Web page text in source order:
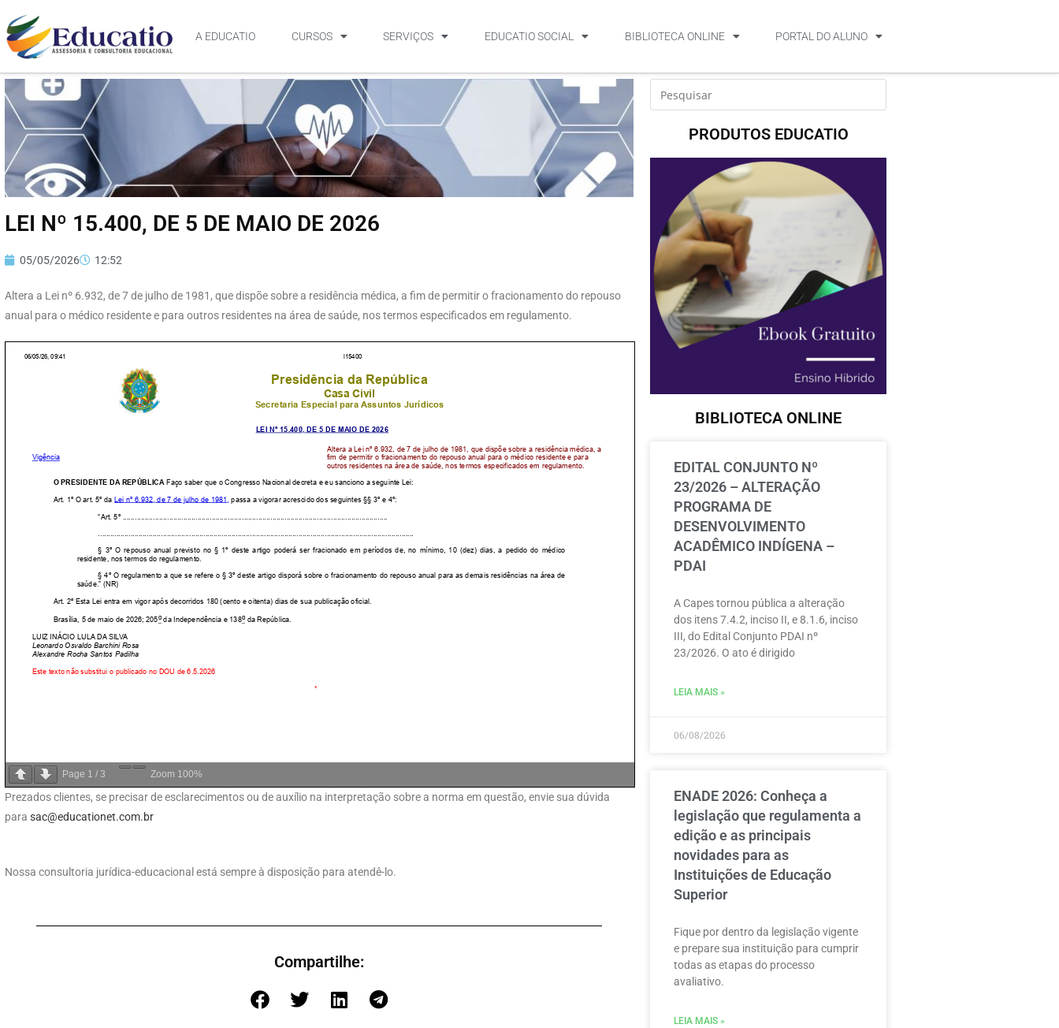
A EDUCATIO CURSOS SERVIÇOS EDUCATIO SOCIAL BIBLIOTECA ONLINE PORTAL DO ALUNO
LEI Nº 15.400, DE 5 DE MAIO DE 2026
05/05/2026 12:52
Altera a Lei nº 6.932, de 7 de julho de 1981, que dispõe sobre a residência médica, a fim de permitir o fracionamento do repouso
anual para o médico residente e para outros residentes na área de saúde, nos termos especificados em regulamento.
Page 1 / 3 Zoom 100%
Prezados clientes, se precisar de esclarecimentos ou de auxílio na interpretação sobre a norma em questão, envie sua dúvida
para sac@educationet.com.br
Nossa consultoria jurídica-educacional está sempre à disposição para atendê-lo.
Compartilhe:
PRODUTOS EDUCATIO
BIBLIOTECA ONLINE
EDITAL CONJUNTO Nº
23/2026 – ALTERAÇÃO
PROGRAMA DE
DESENVOLVIMENTO
ACADÊMICO INDÍGENA –
PDAI
A Capes tornou pública a alteração
dos itens 7.4.2, inciso II, e 8.1.6, inciso
III, do Edital Conjunto PDAI nº
23/2026. O ato é dirigido
LEIA MAIS »
06/08/2026
ENADE 2026: Conheça a
legislação que regulamenta a
edição e as principais
novidades para as
Instituições de Educação
Superior
Fique por dentro da legislação vigente
e prepare sua instituição para cumprir
todas as etapas do processo
avaliativo.
LEIA MAIS »